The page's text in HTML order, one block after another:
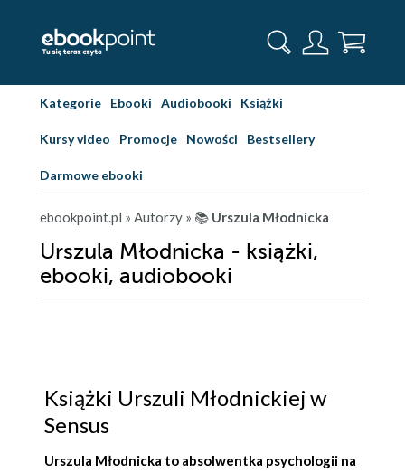
Kategorie Ebooki Audiobooki Książki
Kursy video Promocje Nowości Bestsellery
Darmowe ebooki
ebookpoint.pl » Autorzy » 📚 Urszula Młodnicka
Urszula Młodnicka - książki,
ebooki, audiobooki
Książki Urszuli Młodnickiej w
Sensus
Urszula Młodnicka to absolwentka psychologii na